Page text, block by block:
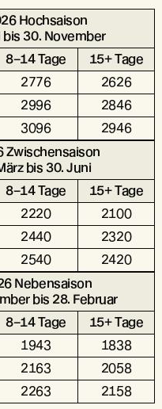
Hochsaison
bis 30. November
8–14 Tage
15+ Tage
2776
2626
2996
2846
3096
2946
Zwischensaison
bis 30. Juni
8–14 Tage
15+ Tage
2220
2100
2440
2320
2540
2420
Nebensaison
bis 28. Februar
8–14 Tage
15+ Tage
1943
1838
2163
2058
2263
2158